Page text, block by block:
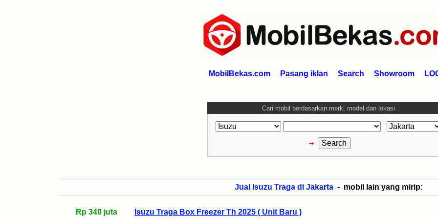
MobilBekas.com Pasang iklan Search Showroom
Cari mobil berdasarkan merk, model dan lokasi
Jual Isuzu Traga di Jakarta- mobil lain yang mirip:
Rp 340 juta Isuzu Traga Box Freezer Th 2025 ( Unit Baru )